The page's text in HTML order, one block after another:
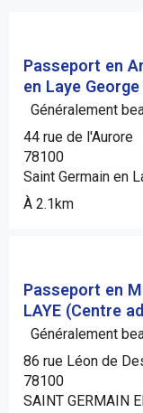
Passeport en
en Laye George
Généralement
44 rue de l'Aurore
78100
Saint Germain en
À 2.1km
Passeport en
LAYE (Centre
Généralement
86 rue Léon de
78100
SAINT GERMAIN